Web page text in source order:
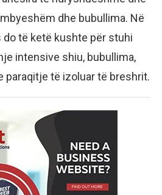
dhe bubullima. Në
të ketë kushte për stuhi
intensive shiu, bubullima,
paraqitje të izoluar të breshrit.